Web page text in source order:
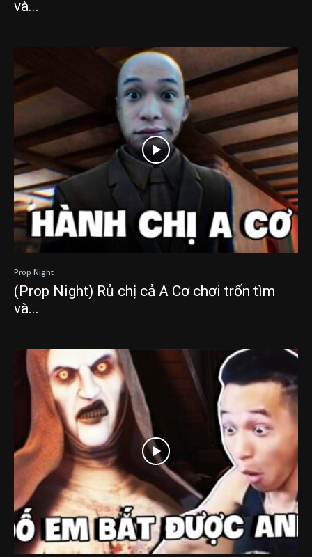
và...
Prop Night
(Prop Night) Rủ chị cả A Cơ chơi trốn tìm
và...